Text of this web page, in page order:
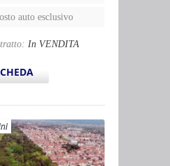
auto esclusivo
In VENDITA